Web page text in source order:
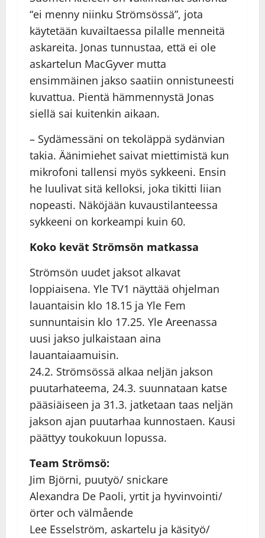
“ei menny niinku Strömsössä”, jota
käytetään kuvailtaessa pilalle menneitä
askareita. Jonas tunnustaa, että ei ole
askartelun MacGyver mutta
ensimmäinen jakso saatiin onnistuneesti
kuvattua. Pientä hämmennystä Jonas
siellä sai kuitenkin aikaan.
– Sydämessäni on tekoläppä sydänvian
takia. Äänimiehet saivat miettimistä kun
mikrofoni tallensi myös sykkeeni. Ensin
he luulivat sitä kelloksi, joka tikitti liian
nopeasti. Näköjään kuvaustilanteessa
sykkeeni on korkeampi kuin 60.
Koko kevät Strömsön matkassa
Strömsön uudet jaksot alkavat
loppiaisena. Yle TV1 näyttää ohjelman
lauantaisin klo 18.15 ja Yle Fem
sunnuntaisin klo 17.25. Yle Areenassa
uusi jakso julkaistaan aina
lauantaiaamuisin.
24.2. Strömsössä alkaa neljän jakson
puutarhateema, 24.3. suunnataan katse
pääsiäiseen ja 31.3. jatketaan taas neljän
jakson ajan puutarhaa kunnostaen. Kausi
päättyy toukokuun lopussa.
Team Strömsö:
Jim Björni, puutyö/ snickare
Alexandra De Paoli, yrtit ja hyvinvointi/
örter och välmående
Lee Esselström, askartelu ja käsityö/